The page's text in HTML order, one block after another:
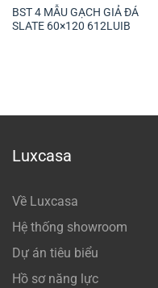
BST 4 MẪU GẠCH GIẢ ĐÁ
SLATE 60×120 612LUIB
Luxcasa
Về Luxcasa
Hệ thống showroom
Dự án tiêu biểu
Hồ sơ năng lực